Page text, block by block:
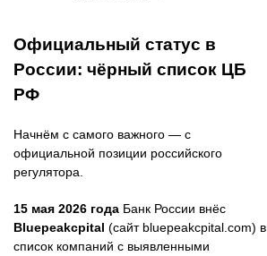
Официальный статус в
России: чёрный список ЦБ
РФ
Начнём с самого важного — с
официальной позиции российского
регулятора.
15 мая 2026 года Банк России внёс
Bluepeakcpital (сайт bluepeakcpital.com) в
список компаний с выявленными